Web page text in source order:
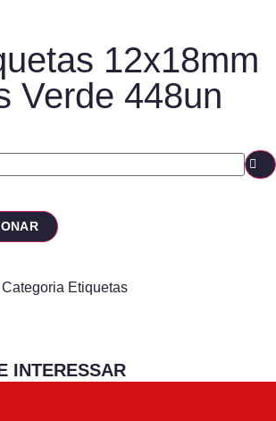
12x18mm
Verde 448un
Categoria Etiquetas
INTERESSAR